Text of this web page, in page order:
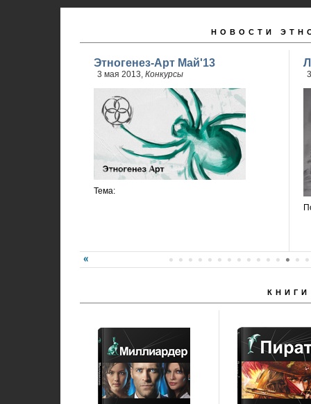
НОВОСТИ
Этногенез-Арт Май'13
3 мая 2013, Конкурсы
Тема:
КНИГИ